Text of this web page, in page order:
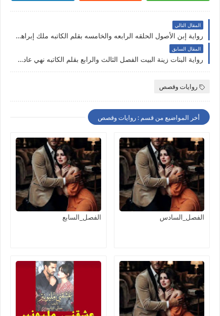
المقال التالي
رواية إبن الأصول الحلقه الرابعه والخامسه بقلم الكاتبه ملك إبراهيم حصريه وجديده على مدونة النجم المتوهج
المقال السابق
رواية البنات زينة البيت الفصل الثالث والرابع بقلم الكاتبه نهي عادل حصريه وجديده على مدونة النجم المتوهج
روايات وقصص
أخر المواضيع من قسم : روايات وقصص
الفصل_السادس الفصل_السابع